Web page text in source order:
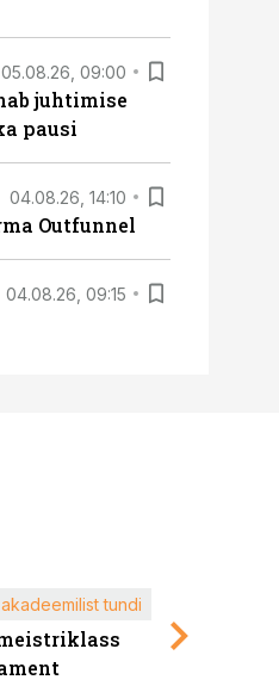
05.08.26, 09:00
juhtimise
pausi
04.08.26, 14:10
Outfunnel
04.08.26, 09:15
tundi